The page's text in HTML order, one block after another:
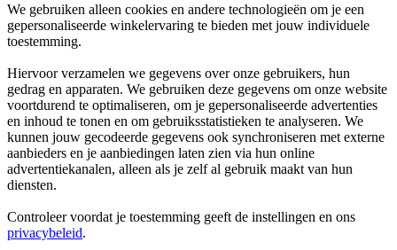
We gebruiken alleen cookies en andere technologieën om je een
gepersonaliseerde winkelervaring te bieden met jouw individuele
toestemming.
Hiervoor verzamelen we gegevens over onze gebruikers, hun
gedrag en apparaten. We gebruiken deze gegevens om onze website
voortdurend te optimaliseren, om je gepersonaliseerde advertenties
en inhoud te tonen en om gebruiksstatistieken te analyseren. We
kunnen jouw gecodeerde gegevens ook synchroniseren met externe
aanbieders en je aanbiedingen laten zien via hun online
advertentiekanalen, alleen als je zelf al gebruik maakt van hun
diensten.
Controleer voordat je toestemming geeft de instellingen en ons
privacybeleid.